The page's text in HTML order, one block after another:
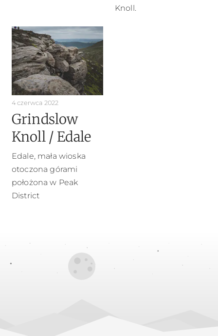
Knoll.
4 czerwca 2022
Grindslow
Knoll / Edale
Edale, mała wioska
otoczona górami
położona w Peak
District